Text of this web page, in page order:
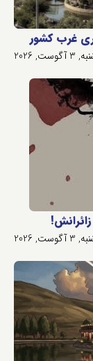
غرب کشور
2026
2026